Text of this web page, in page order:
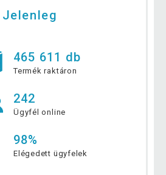
Jelenleg
465 611 db
Termék raktáron
242
Ügyfél online
98%
Elégedett ügyfelek